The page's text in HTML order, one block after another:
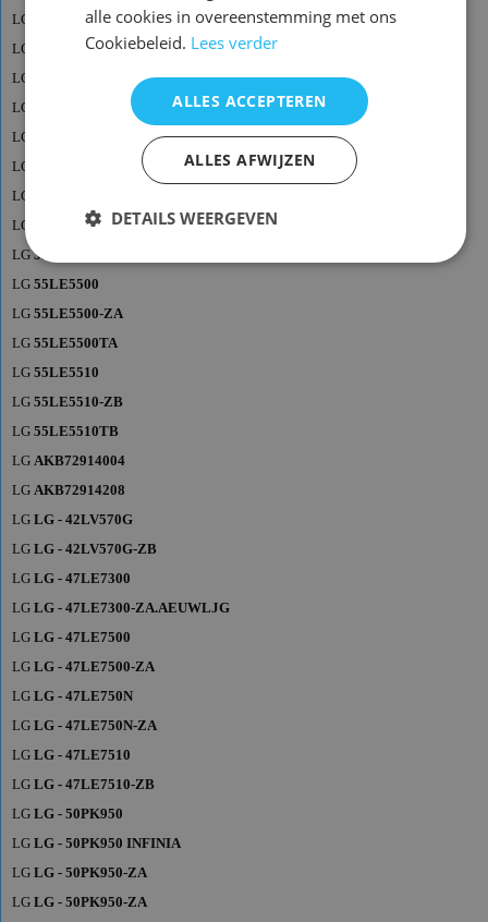
LG
47LD690-ZA
LG
47LD790
LG
LG
LG
LG
LG
LG
55LD790
LG55LD790-ZA
LG 55LE5500
LG 55LE5500-ZA
LG 55LE5500TA
LG 55LE5510
LG 55LE5510-ZB
LG 55LE5510TB
LG AKB72914004
LG AKB72914208
LG LG - 42LV570G
LG LG - 42LV570G-ZB
LG LG - 47LE7300
LG LG - 47LE7300-ZA.AEUWLJG
LG LG - 47LE7500
LG LG - 47LE7500-ZA
LG LG - 47LE750N
LG LG - 47LE750N-ZA
LG LG - 47LE7510
LG LG - 47LE7510-ZB
LG LG - 50PK950
LG LG - 50PK950 INFINIA
LG LG - 50PK950-ZA
LG LG - 50PK950-ZA
alle cookies in overeenstemming met ons
Cookiebeleid. Lees verder
ALLES ACCEPTEREN
ALLES AFWIJZEN
DETAILS WEERGEVEN